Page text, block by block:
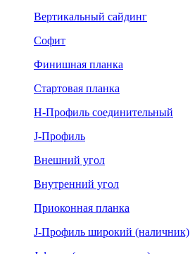
Вертикальный сайдинг
Софит
Финишная планка
Стартовая планка
Н-Профиль соединительный
J-Профиль
Внешний угол
Внутренний угол
Приоконная планка
J-Профиль широкий (наличник)